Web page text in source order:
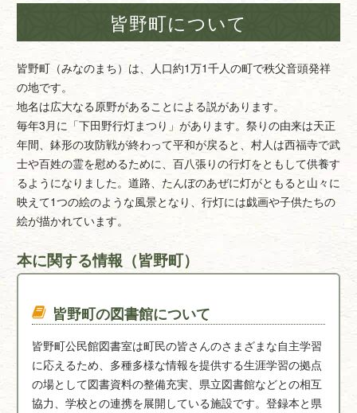
皆野町について
皆野町（みなのまち）は、人口約1万1千人の町で秩父音頭発祥
の地です。
地名は広大なる原野があることによる説があります。
毎年3月に「下田野行灯まつり」があります。祭りの由来は天正
年間、鉢形の攻防戦が終わって平和が戻ると、村人は西福寺で武
士や百姓の霊を慰めるために、百八張りの行灯をともして供養す
るようになりました。道路、たんぼのあぜに灯がともると山々に
映えて1つの絵のような風景となり、行灯には戯画や子供たちの
絵が描かれています。
本に関する情報（皆野町）
皆野町の図書館について
皆野町公民館図書室は町民の皆さんのさまざまな自主学習
に応えるため、多種多様な情報を提供する生涯学習の拠点
の場として図書資料の整備充実、県立図書館などとの相互
協力、学校との連携を展開している施設です。登録本と県